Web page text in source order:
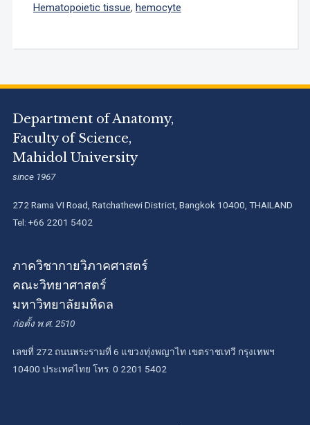
Hematopoietic tissue, hemocyte
Department of Anatomy,
Faculty of Science,
Mahidol University
since 1967
272 Rama VI Road, Ratchathewi District, Bangkok 10400, THAILAND
Tel: +66 2201 5402
ภาควิชากายวิภาคศาสตร์
คณะวิทยาศาสตร์
มหาวิทยาลัยมหิดล
ก่อตั้ง พ.ศ. 2510
เลขที่ 272 ถนนพระรามที่ 6 แขวงทุ่งพญาไท เขตราชเทวี กรุงเทพฯ
10400 ประเทศไทย โทร. 0 2201 5402